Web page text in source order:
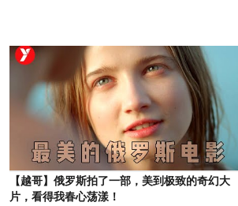
【越哥】俄罗斯拍了一部，美到极致的奇幻大
片，看得我春心荡漾！